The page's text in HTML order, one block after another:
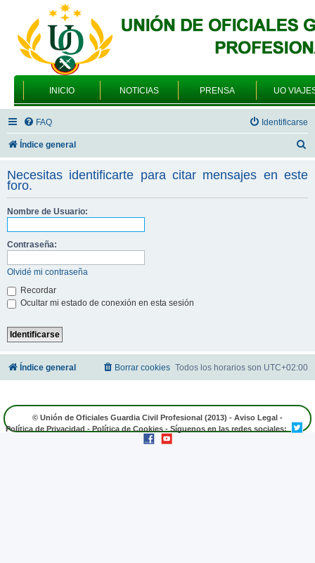
INICIO NOTICIAS PRENSA UO
FAQ Identificarse
Índice general
c
Necesitas identificarte para citar mensajes en este
foro.
Nombre de Usuario:
Contraseña:
Olvidé mi contraseña
Recordar
Ocultar mi estado de conexión en esta sesión
Índice general Todos los horarios son UTC+02:00
Borrar cookies
© Unión de Oficiales Guardia Civil Profesional (2013) - Aviso Legal -
Política de Privacidad - Política de Cookies - Síguenos en las redes sociales: